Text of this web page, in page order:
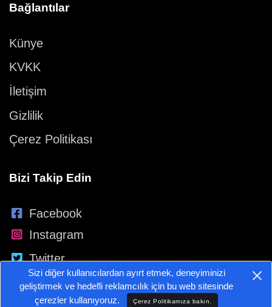
Bağlantılar
Künye
KVKK
İletişim
Gizlilik
Çerez Politikası
Bizi Takip Edin
Facebook
Instagram
Twitter
YouTube
Sizi diğer kullanıcılardan ayırt etmek, deneyiminizi
geliştirmek ve hedefli reklamcılık için bu web sitesinde
çerezler kullanıyoruz.
Çerez Politikamıza bakın.